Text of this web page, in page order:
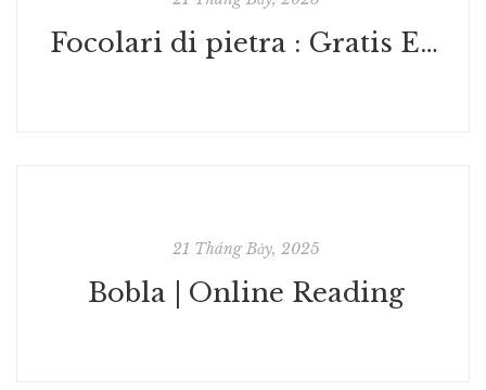
Focolari di pietra : Gratis EPUB
21 Tháng Bảy, 2025
Bobla | Online Reading